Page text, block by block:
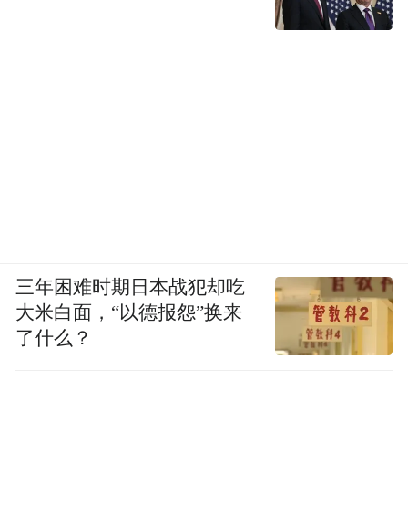
三年困难时期日本战犯却吃
大米白面，“以德报怨”换来
了什么？